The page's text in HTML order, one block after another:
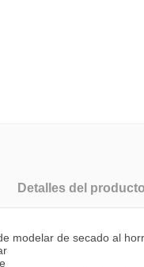
Detalles del producto
modelar de secado al